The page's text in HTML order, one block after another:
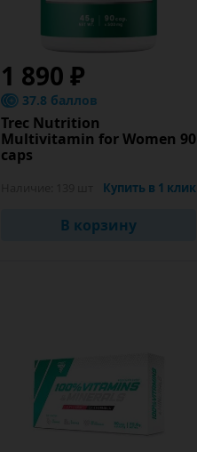
1 890 ₽
37.8 баллов
Trec Nutrition
Multivitamin for Women 90
caps
Купить в 1 клик
В корзину